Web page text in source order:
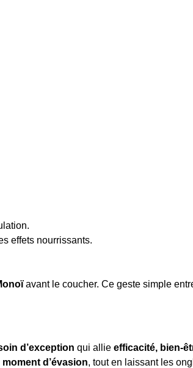
effets nourrissants.
avant le coucher. Ce geste simple
d’exception qui allie efficacité, bien-
moment d’évasion, tout en laissant les